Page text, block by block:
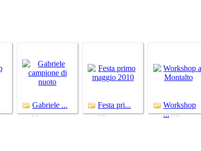
Gabriele ...
(7)
Festa pri...
(14)
Workshop
... (10)